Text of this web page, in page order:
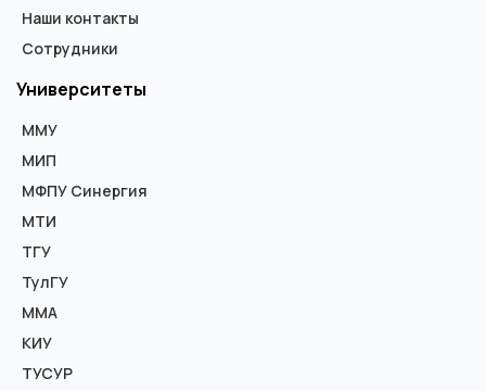
Наши контакты
Сотрудники
Университеты
ММУ
МИП
МФПУ Синергия
МТИ
ТГУ
ТулГУ
ММА
КИУ
ТУСУР